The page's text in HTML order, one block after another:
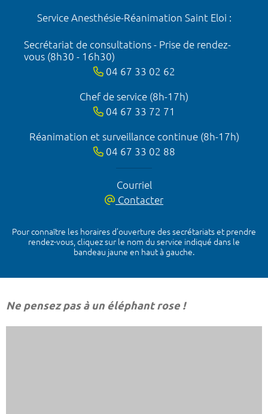
Service Anesthésie-Réanimation Saint Eloi :
Secrétariat de consultations - Prise de rendez-
vous (8h30 - 16h30)
04 67 33 02 62
Chef de service (8h-17h)
04 67 33 72 71
Réanimation et surveillance continue (8h-17h)
04 67 33 02 88
Courriel
Contacter
Pour connaître les horaires d’ouverture des secrétariats et prendre
rendez-vous, cliquez sur le nom du service indiqué dans le
bandeau jaune en haut à gauche.
Ne pensez pas à un éléphant rose !